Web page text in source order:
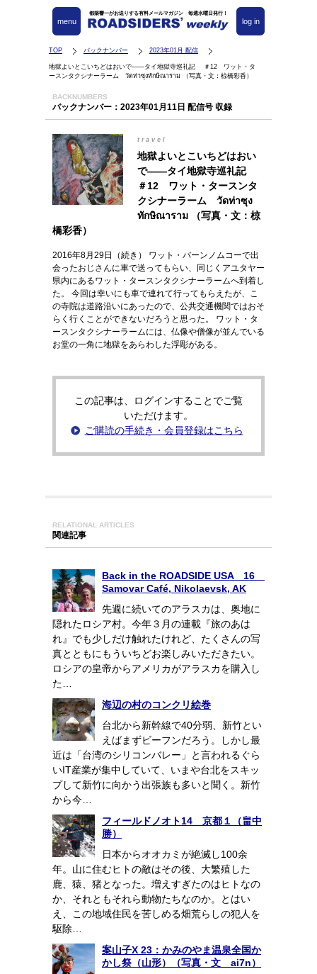
都築響一がお送りする有料メールマガジン 毎週水曜日発行！
log in
menu
TOP バックナンバー 2023年01月 配信
地獄よいとこいちどはおいで――タイ地獄寺巡礼記 ＃12 ワット・タ
ースンタクシナーラーム วัดท่าซุงทักษิณาราม （写真・文：椋橋彩香）
BACKNUMBERS
バックナンバー：2023年01月11日 配信号 収録
travel
地獄よいとこいちどはおい
で――タイ地獄寺巡礼記
＃12 ワット・タースンタ
クシナーラーム วัดท่าซุง
ทักษิณาราม （写真・文：椋
橋彩香）
2016年8月29日（続き） ワット・バーンノムコーで出
会ったおじさんに車で送ってもらい、同じくアユタヤー
県内にあるワット・タースンタクシナーラームへ到着し
た。 今回は幸いにも車で連れて行ってもらえたが、こ
の寺院は道路沿いにあったので、公共交通機関ではおそ
らく行くことができないだろうと思った。 ワット・タ
ースンタクシナーラームには、仏像や僧像が並んでいる
お堂の一角に地獄をあらわした浮彫がある。
この記事は、ログインすることでご覧
いただけます。
ご購読の手続き・会員登録はこちら
RELATIONAL ARTICLES
関連記事
Back in the ROADSIDE USA 16
Samovar Café, Nikolaevsk, AK
先週に続いてのアラスカは、奥地に
隠れたロシア村。今年３月の連載『旅のあは
れ』でも少しだけ触れたけれど、たくさんの写
真とともにもういちどお楽しみいただきたい。
ロシアの皇帝からアメリカがアラスカを購入し
た…
海辺の村のコンクリ絵巻
台北から新幹線で40分弱、新竹とい
えばまずビーフンだろう。しかし最
近は「台湾のシリコンバレー」と言われるぐら
いIT産業が集中していて、いまや台北をスキッ
プして新竹に向かう出張族も多いと聞く。新竹
から今…
フィールドノオト14 京都１（畠中
勝）
日本からオオカミが絶滅し100余
年。山に住むヒトの敵はその後、大繁殖した
鹿、猿、猪となった。増えすぎたのはヒトなの
か、それともそれら動物たちなのか。とはい
え、この地域住民を苦しめる畑荒らしの犯人を
駆除…
案山子X 23：かみのやま温泉全国か
かし祭（山形）（写真・文 ai7n）